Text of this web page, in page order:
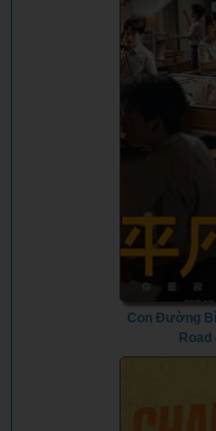
Con Đường